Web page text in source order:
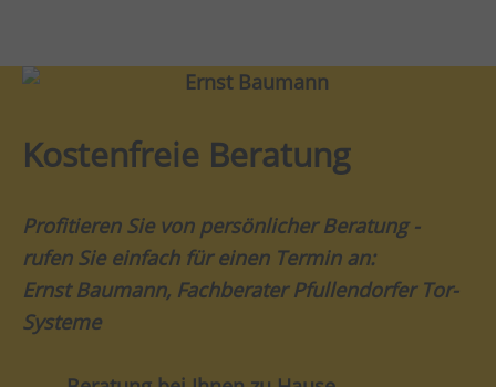
Kostenfreie Beratung
Profitieren Sie von persönlicher Beratung -
rufen Sie einfach für einen Termin an:
Ernst Baumann, Fachberater Pfullendorfer Tor-
Systeme